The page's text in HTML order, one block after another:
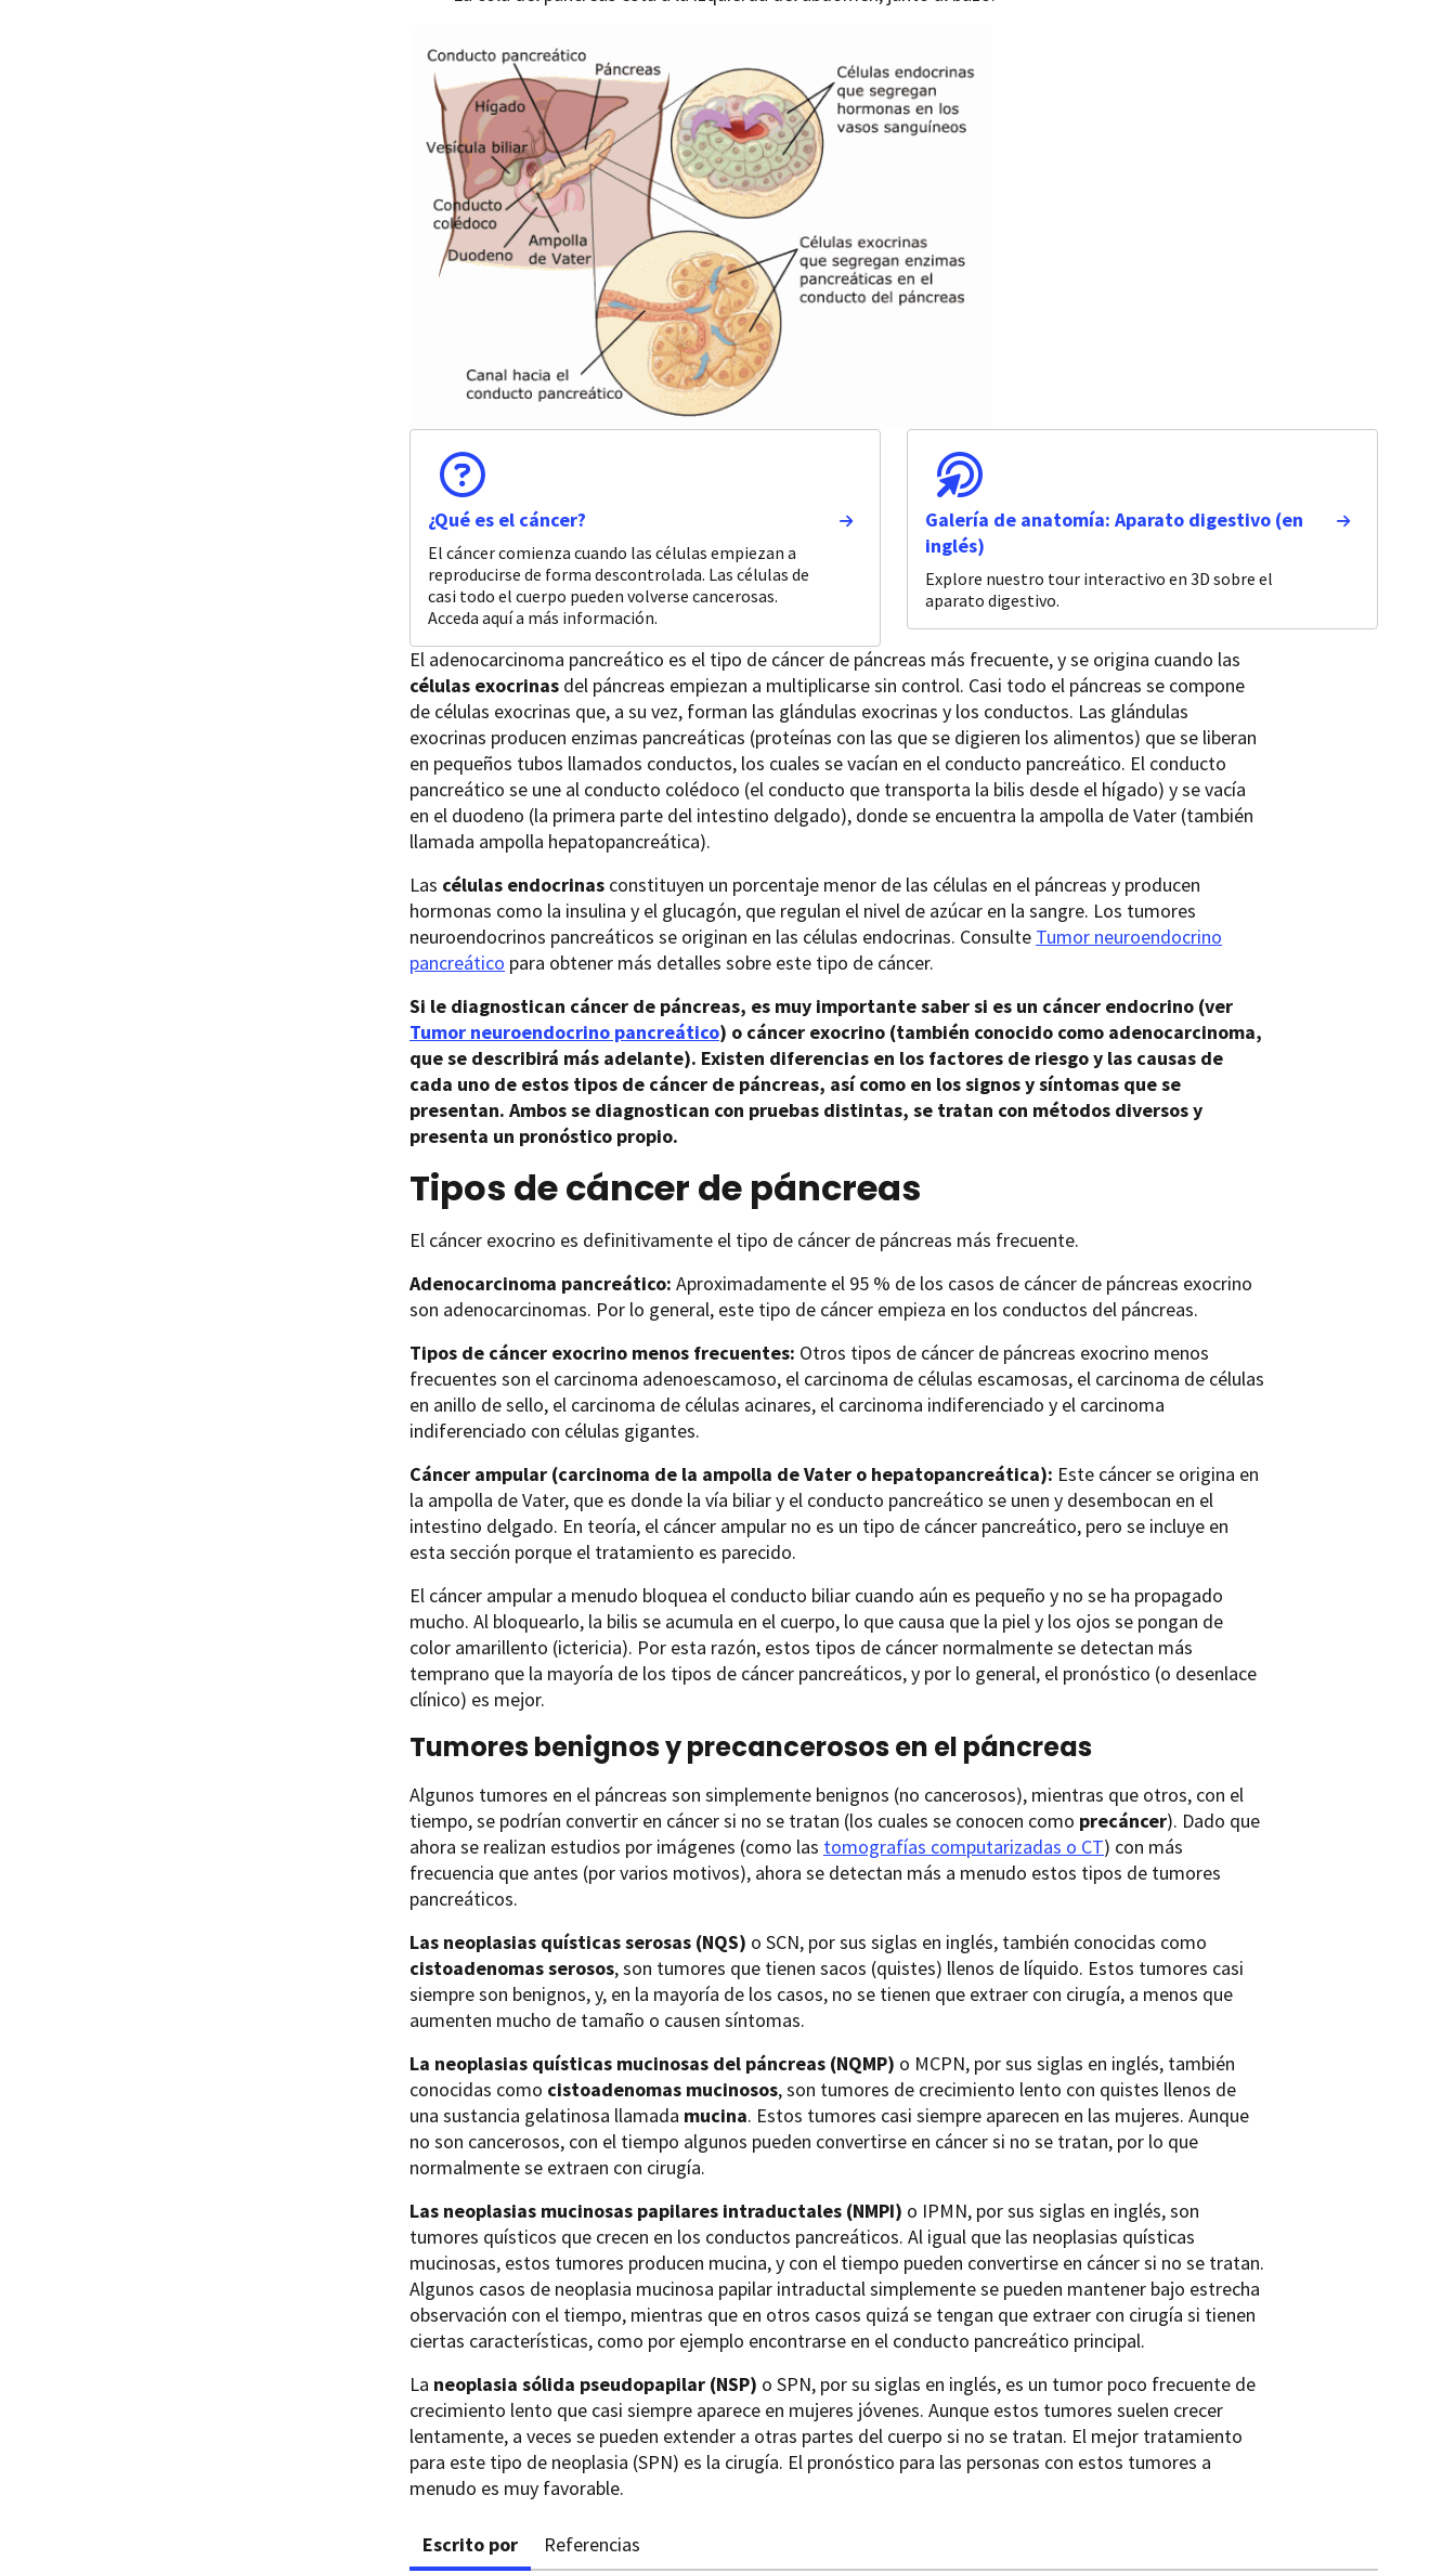
¿Qué es el cáncer?
El cáncer comienza cuando las células empiezan a
reproducirse de forma descontrolada. Las células de
casi todo el cuerpo pueden volverse cancerosas.
Acceda aquí a más información.
Galería de anatomía: Aparato digestivo (en
inglés)
Explore nuestro tour interactivo en 3D sobre el
aparato digestivo.
El adenocarcinoma pancreático es el tipo de cáncer de páncreas más frecuente, y se origina cuando las
células exocrinas del páncreas empiezan a multiplicarse sin control. Casi todo el páncreas se compone
de células exocrinas que, a su vez, forman las glándulas exocrinas y los conductos. Las glándulas
exocrinas producen enzimas pancreáticas (proteínas con las que se digieren los alimentos) que se liberan
en pequeños tubos llamados conductos, los cuales se vacían en el conducto pancreático. El conducto
pancreático se une al conducto colédoco (el conducto que transporta la bilis desde el hígado) y se vacía
en el duodeno (la primera parte del intestino delgado), donde se encuentra la ampolla de Vater (también
llamada ampolla hepatopancreática).
Las células endocrinas constituyen un porcentaje menor de las células en el páncreas y producen
hormonas como la insulina y el glucagón, que regulan el nivel de azúcar en la sangre. Los tumores
neuroendocrinos pancreáticos se originan en las células endocrinas. Consulte Tumor neuroendocrino
pancreático para obtener más detalles sobre este tipo de cáncer.
Si le diagnostican cáncer de páncreas, es muy importante saber si es un cáncer endocrino (ver
Tumor neuroendocrino pancreático) o cáncer exocrino (también conocido como adenocarcinoma,
que se describirá más adelante). Existen diferencias en los factores de riesgo y las causas de
cada uno de estos tipos de cáncer de páncreas, así como en los signos y síntomas que se
presentan. Ambos se diagnostican con pruebas distintas, se tratan con métodos diversos y
presenta un pronóstico propio.
Tipos de cáncer de páncreas
El cáncer exocrino es definitivamente el tipo de cáncer de páncreas más frecuente.
Adenocarcinoma pancreático: Aproximadamente el 95 % de los casos de cáncer de páncreas exocrino
son adenocarcinomas. Por lo general, este tipo de cáncer empieza en los conductos del páncreas.
Tipos de cáncer exocrino menos frecuentes: Otros tipos de cáncer de páncreas exocrino menos
frecuentes son el carcinoma adenoescamoso, el carcinoma de células escamosas, el carcinoma de células
en anillo de sello, el carcinoma de células acinares, el carcinoma indiferenciado y el carcinoma
indiferenciado con células gigantes.
Cáncer ampular (carcinoma de la ampolla de Vater o hepatopancreática): Este cáncer se origina en
la ampolla de Vater, que es donde la vía biliar y el conducto pancreático se unen y desembocan en el
intestino delgado. En teoría, el cáncer ampular no es un tipo de cáncer pancreático, pero se incluye en
esta sección porque el tratamiento es parecido.
El cáncer ampular a menudo bloquea el conducto biliar cuando aún es pequeño y no se ha propagado
mucho. Al bloquearlo, la bilis se acumula en el cuerpo, lo que causa que la piel y los ojos se pongan de
color amarillento (ictericia). Por esta razón, estos tipos de cáncer normalmente se detectan más
temprano que la mayoría de los tipos de cáncer pancreáticos, y por lo general, el pronóstico (o desenlace
clínico) es mejor.
Tumores benignos y precancerosos en el páncreas
Algunos tumores en el páncreas son simplemente benignos (no cancerosos), mientras que otros, con el
tiempo, se podrían convertir en cáncer si no se tratan (los cuales se conocen como precáncer). Dado que
ahora se realizan estudios por imágenes (como las tomografías computarizadas o CT) con más
frecuencia que antes (por varios motivos), ahora se detectan más a menudo estos tipos de tumores
pancreáticos.
Las neoplasias quísticas serosas (NQS) o SCN, por sus siglas en inglés, también conocidas como
cistoadenomas serosos, son tumores que tienen sacos (quistes) llenos de líquido. Estos tumores casi
siempre son benignos, y, en la mayoría de los casos, no se tienen que extraer con cirugía, a menos que
aumenten mucho de tamaño o causen síntomas.
La neoplasias quísticas mucinosas del páncreas (NQMP) o MCPN, por sus siglas en inglés, también
conocidas como cistoadenomas mucinosos, son tumores de crecimiento lento con quistes llenos de
una sustancia gelatinosa llamada mucina. Estos tumores casi siempre aparecen en las mujeres. Aunque
no son cancerosos, con el tiempo algunos pueden convertirse en cáncer si no se tratan, por lo que
normalmente se extraen con cirugía.
Las neoplasias mucinosas papilares intraductales (NMPI) o IPMN, por sus siglas en inglés, son
tumores quísticos que crecen en los conductos pancreáticos. Al igual que las neoplasias quísticas
mucinosas, estos tumores producen mucina, y con el tiempo pueden convertirse en cáncer si no se tratan.
Algunos casos de neoplasia mucinosa papilar intraductal simplemente se pueden mantener bajo estrecha
observación con el tiempo, mientras que en otros casos quizá se tengan que extraer con cirugía si tienen
ciertas características, como por ejemplo encontrarse en el conducto pancreático principal.
La neoplasia sólida pseudopapilar (NSP) o SPN, por su siglas en inglés, es un tumor poco frecuente de
crecimiento lento que casi siempre aparece en mujeres jóvenes. Aunque estos tumores suelen crecer
lentamente, a veces se pueden extender a otras partes del cuerpo si no se tratan. El mejor tratamiento
para este tipo de neoplasia (SPN) es la cirugía. El pronóstico para las personas con estos tumores a
menudo es muy favorable.
Escrito por Referencias